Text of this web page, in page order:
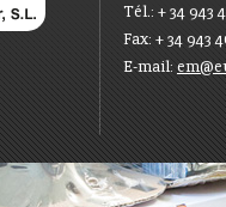
Tél.: + 34 943
Fax: + 34 943
E-mail: